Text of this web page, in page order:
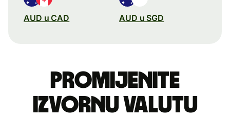
AUD u CAD AUD u SGD
Promijenite
izvornu valutu